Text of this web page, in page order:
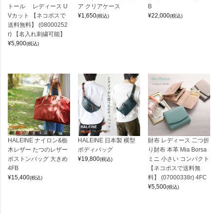
トール レディース U
Vカット 【ネコポスで
送料無料】 (08000252
r) 【名入れ刺繍可能】
¥5,900(税込)
ア クリアケース
¥1,650(税込)
B
¥22,000(税込)
HALEINE ナイロン&栃
木レザー たつのレザー
ボストンバッグ 大きめ
4FB
¥15,400(税込)
HALEINE 日本製 横型
ボディバッグ
¥19,800(税込)
財布 レディース 二つ折
り財布 本革 Mia Borsa
ミニ 小さい コンパクト
【ネコポスで送料無
料】 (07000338r) 4FC
¥5,500(税込)